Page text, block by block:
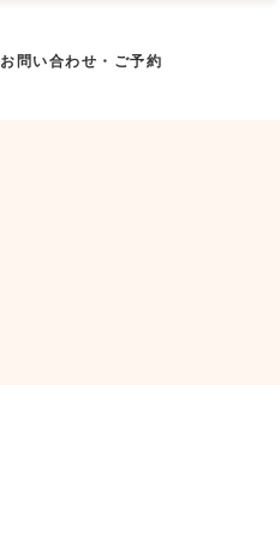
お問い合わせ・ご予約